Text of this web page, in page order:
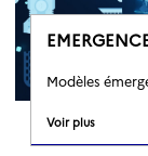
Modèles
Voir plus